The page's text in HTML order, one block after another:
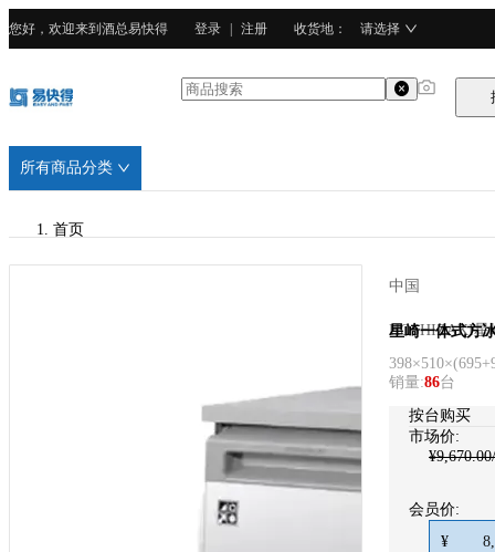
您好，欢迎来到酒总易快得 登录 注册 收货地 ： 请选择
所有商品分类
首页
中国
HOSHIZAKI星
星崎一体式方
销量:86台
按台购买
市场价:
¥9,670.00
会员价:
¥